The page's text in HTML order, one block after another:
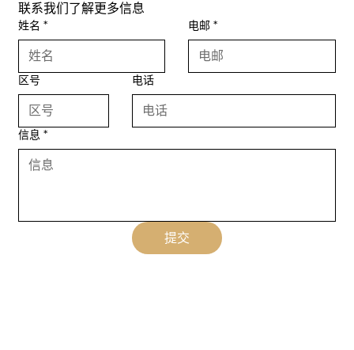
联系我们了解更多信息
姓名 * 电邮 *
区号 电话
信息 *
提交